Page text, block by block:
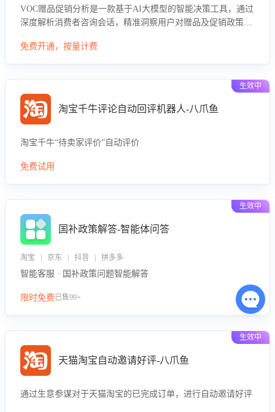
VOC赠品促销分析是一款基于AI大模型的智能决策工具，通过
深度解析消费者咨询会话，精准洞察用户对赠品及促销政策的
求，帮助企业制定个性化赠品组合策略，优化资源投放并淘汰
免费开通，按量计费
生效中
淘宝千牛评论自动回评机器人-八爪鱼
淘宝千牛“待卖家评价”自动评价
免费试用
生效中
国补政策解答-智能体问答
淘宝 | 京东 | 抖音 | 拼多多
智能客服 · 国补政策问题智能解答
限时免费已售99+
生效中
天猫淘宝自动邀请好评-八爪鱼
通过生意参谋对于天猫淘宝的已完成订单，进行自动邀请好评